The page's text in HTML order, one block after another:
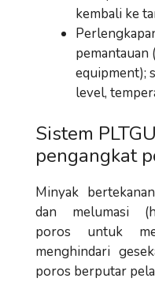
kembali ke
pemantauan
equipment);
level,
Sistem
pengangkat
Minyak
dan melumasi
poros untuk
menghindari
poros berputar